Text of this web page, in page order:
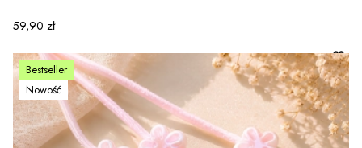
Cena
59,90 zł
Bestseller
Nowość